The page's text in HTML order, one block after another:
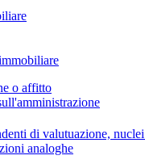
o affitto
di valutuazione,
analoghe